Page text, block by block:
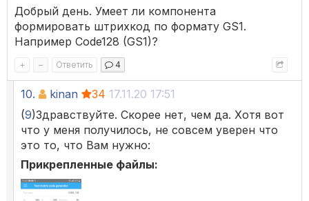
Добрый день. Умеет ли компонента
формировать штрихкод по формату GS1.
Например Code128 (GS1)?
+ – Ответить 4
10. kinan 34 17.11.20 17:51
(9)Здравствуйте. Скорее нет, чем да. Хотя вот
что у меня получилось, не совсем уверен что
это то, что Вам нужно:
Прикрепленные файлы: